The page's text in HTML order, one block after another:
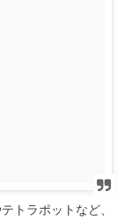
トラポットなど、